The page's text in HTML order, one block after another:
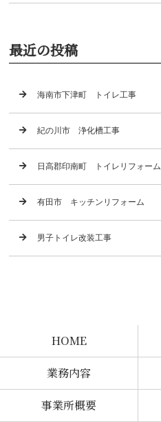
最近の投稿
海南市下津町 トイレ工事
紀の川市 浄化槽工事
日高郡印南町 トイレリフォーム
有田市 キッチンリフォーム
男子トイレ改装工事
HOME
業務内容
事業所概要